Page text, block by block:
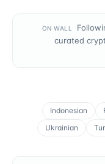
ON WALL
curated
Indonesian
Ukrainian